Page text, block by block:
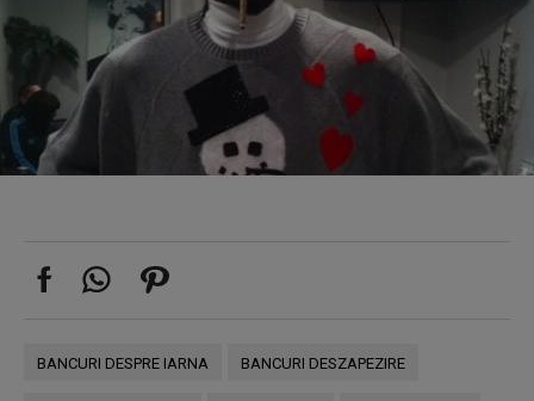
BANCURI DESPRE IARNA BANCURI DESZAPEZIRE